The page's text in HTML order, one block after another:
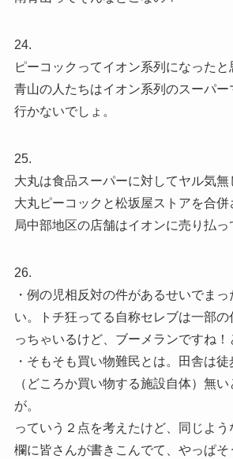
24.
ピーコックってイオン系列になった
青山の人たちはイオン系列のスーパー
行かないでしょ。
25.
大丸は食品スーパーに対してヤル気無
大丸ピーコックと松坂屋ストアを合
局中部地区の店舗はイオンに売り払っ
26.
・例の児相反対の件があるせいでま
い。トチ狂ってる自称セレブは一部
っちゃいるけど、ブーメランですね！
・そもそも買い物難民とは。田舎は
（どころか買い物する施設自体）無
が。
っていう２点を考えたけど、同じよう
欄に皆さんが書きこんでて、やっぱそ